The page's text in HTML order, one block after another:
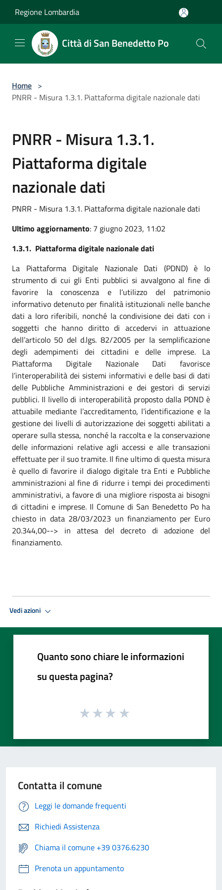
Regione Lombardia
Città di San Benedetto Po
Home >
PNRR - Misura 1.3.1. Piattaforma digitale nazionale dati
PNRR - Misura 1.3.1.
Piattaforma digitale
nazionale dati
PNRR - Misura 1.3.1. Piattaforma digitale nazionale dati
Ultimo aggiornamento: 7 giugno 2023, 11:02
1.3.1. Piattaforma digitale nazionale dati
La Piattaforma Digitale Nazionale Dati (PDND) è lo
strumento di cui gli Enti pubblici si avvalgono al fine di
favorire la conoscenza e l’utilizzo del patrimonio
informativo detenuto per finalità istituzionali nelle banche
dati a loro riferibili, nonché la condivisione dei dati con i
soggetti che hanno diritto di accedervi in attuazione
dell’articolo 50 del d.lgs. 82/2005 per la semplificazione
degli adempimenti dei cittadini e delle imprese. La
Piattaforma Digitale Nazionale Dati favorisce
l’interoperabilità dei sistemi informativi e delle basi di dati
delle Pubbliche Amministrazioni e dei gestori di servizi
pubblici. Il livello di interoperabilità proposto dalla PDND è
attuabile mediante l’accreditamento, l’identificazione e la
gestione dei livelli di autorizzazione dei soggetti abilitati a
operare sulla stessa, nonché la raccolta e la conservazione
delle informazioni relative agli accessi e alle transazioni
effettuate per il suo tramite. Il fine ultimo di questa misura
è quello di favorire il dialogo digitale tra Enti e Pubbliche
amministrazioni al fine di ridurre i tempi dei procedimenti
amministrativi, a favore di una migliore risposta ai bisogni
di cittadini e imprese. Il Comune di San Benedetto Po ha
chiesto in data 28/03/2023 un finanziamento per Euro
20.344,00--> in attesa del decreto di adozione del
finanziamento.
Vedi azioni
Quanto sono chiare le informazioni
su questa pagina?
Contatta il comune
Leggi le domande frequenti
Richiedi Assistenza
Chiama il comune +39 0376.6230
Prenota un appuntamento